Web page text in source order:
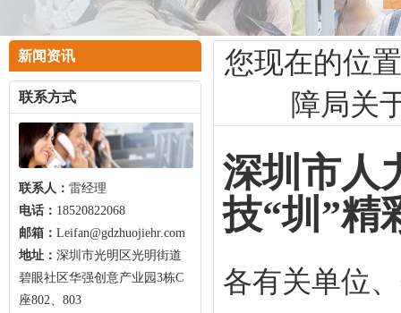
新闻资讯
联系方式
联系人： 雷经理
电话： 18520822068
邮箱： Leifan@gdzhuojiehr.com
地址： 深圳市光明区光明街道
碧眼社区华强创意产业园3栋C
座802、803
您现在的位
障局关
深圳市人
技“圳”精
各有关单位